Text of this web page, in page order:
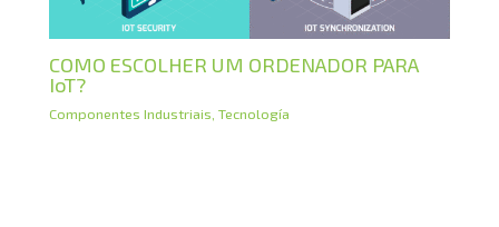
COMO ESCOLHER UM ORDENADOR PARA
IoT?
Componentes Industriais ,Tecnología